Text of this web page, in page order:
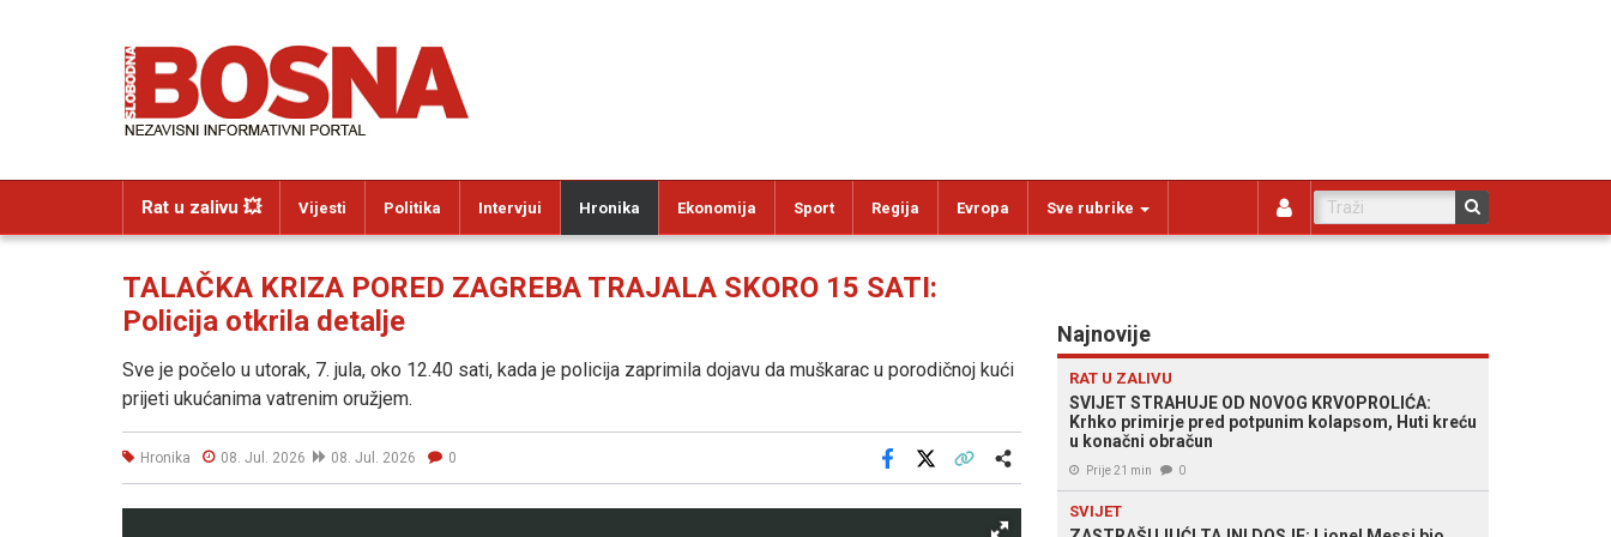
Rat u zalivu 💥 Vijesti Politika Intervjui Hronika Ekonomija Sport Regija Evropa Sve rubrike
TALAČKA KRIZA PORED ZAGREBA TRAJALA SKORO 15 SATI:
Policija otkrila detalje
Sve je počelo u utorak, 7. jula, oko 12.40 sati, kada je policija zaprimila dojavu da muškarac u porodičnoj kući
prijeti ukućanima vatrenim oružjem.
Hronika 08. Jul. 2026 08. Jul. 2026 0
Facebook
Najnovije
RAT U ZALIVU
SVIJET STRAHUJE OD NOVOG KRVOPROLIĆA:
Krhko primirje pred potpunim kolapsom, Huti kreću
u konačni obračun
Prije 21 min 0
SVIJET